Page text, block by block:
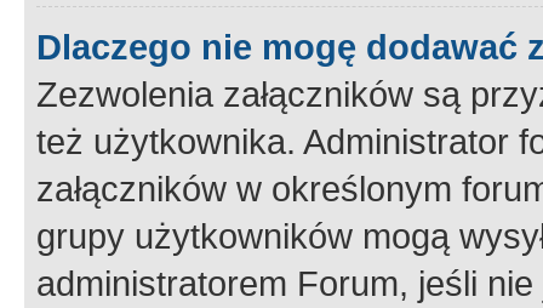
Dlaczego nie mogę dodawać
Zezwolenia załączników są
też użytkownika. Administrator
załączników w określonym
grupy użytkowników mogą
administratorem Forum, jeśli